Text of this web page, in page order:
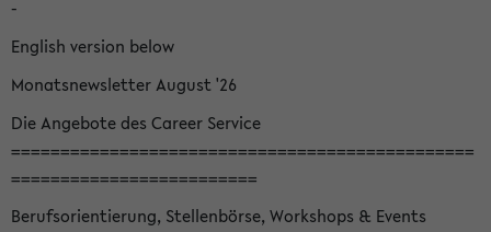
-
English version below
Monatsnewsletter August '26
Die Angebote des Career Service
===============================================
=========================
Berufsorientierung, Stellenbörse, Workshops & Events